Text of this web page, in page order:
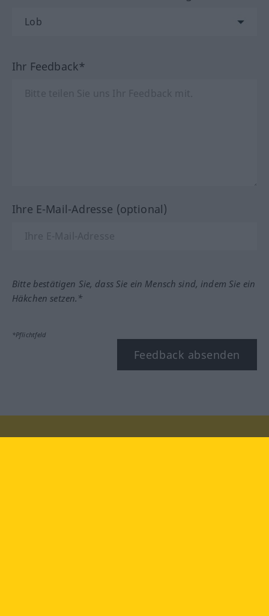
Ihr Feedback*
Ihre E-Mail-Adresse (optional)
Bitte bestätigen Sie, dass Sie ein Mensch sind, indem Sie ein
Häkchen setzen.*
*Pflichtfeld
Feedback absenden